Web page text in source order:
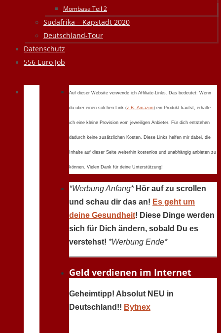
Mombasa Teil 2
Südafrika – Kapstadt 2020
Deutschland-Tour
Datenschutz
556 Euro Job
Auf dieser Website verwende ich Affiliate-Links. Das bedeutet: Wenn
du über einen solchen Link (z.B. Amazon) ein Produkt kaufst, erhalte
ich eine kleine Provision vom jeweiligen Anbieter. Für dich entstehen
dadurch keine zusätzlichen Kosten. Diese Links helfen mir dabei, die
Inhalte auf dieser Seite weiterhin kostenlos und unabhängig anbieten zu
können. Vielen Dank für deine Unterstützung!
*Werbung Anfang* Hör auf zu scrollen
und schau dir das an! Es geht um
deine Gesundheit! Diese Dinge werden
sich für Dich ändern, sobald Du es
verstehst! *Werbung Ende*
Geld verdienen im Internet
Geheimtipp! Absolut NEU in
Deutschland!! Bytnex